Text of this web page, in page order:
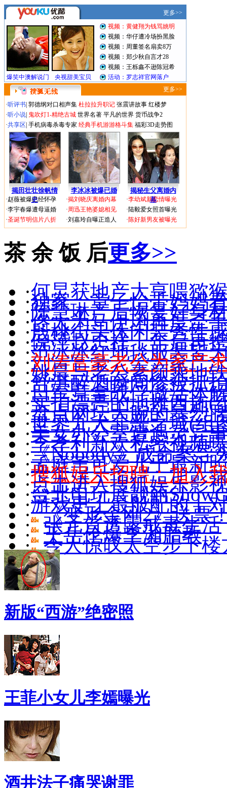
更多>>
·听评书 郭德纲对口相声集 杜拉拉升职记 张震讲故事 红楼梦
·听小说 鬼吹灯1-精绝古城 世界名著 平凡的世界 货币战争2
·共享区 手机病毒杀毒专家 经典手机游游格斗集 福彩3D走势图
揭田壮壮徐帆情
史
李冰冰被爆已婚
揭秘生父离婚内
幕
·赵薇被爆已经怀孕
·李宇春爆遭母逼婚
·圣诞节明信片八折
·揭刘晓庆离婚内幕
·周迅王艳婆媳相见
·刘嘉玲自曝正造人
·李幼斌新恋情曝光
·陆毅爱女照首曝光
·陈好新男友被曝光
茶 余 饭 后更多>>
·何炅获地产大亨喂猕
·独家：章子怡带妈妈
·陈慧琳产后恢复好身
·佟大为马伊琍再度牵
·殷桃街头休闲装秀性
·倪萍赵忠祥十年后再
·范冰冰红地毯服装皆
·刘涛富豪老公为家产
·姚晨与老公素颜乘地
·舒淇醉酒瞬间惨被抓
·日军竟拿战俘做活体
·实拍漂亮的地摊西施(
·盘点网坛大腕的暴烈
·世界九大罪恶之城(组
·美女办公室遭遇灵异
·李孝利新欢私密视频
·《Nobody》成命案导
·孟庭苇可爱儿子最新
·搜狐娱乐招聘：加入
·点击进入搜狐娱乐影
·台北电玩展靓丽
·游戏史上最般配的十
· 《变形金刚2》送票
· 张元首透露戒毒生活
· 王岳伦爆李湘胎教
· 令人惊叹太空步下楼
新版“西游”绝密照
王菲小女儿李嫣曝光
酒井法子痛哭谢罪